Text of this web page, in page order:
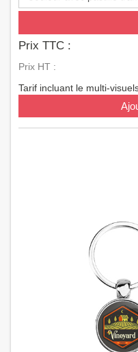
Prix TTC :
Prix HT :
Tarif incluant le multi-